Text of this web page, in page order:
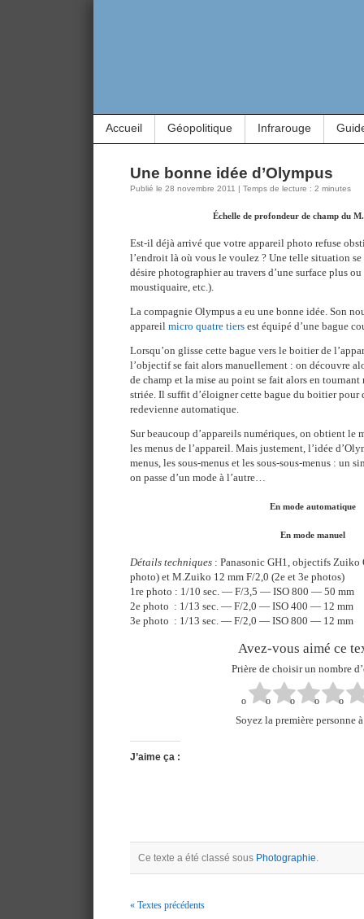
Accueil Géopolitique Infrarouge
Une bonne idée d’Olympus
Publié le 28 novembre 2011 | Temps de lecture : 2 minutes
Échelle de profondeur de champ du
Est-il déjà arrivé que votre appareil photo refuse
l’endroit là où vous le voulez ? Une telle situation
désire photographier au travers d’une surface plus
moustiquaire, etc.).
La compagnie Olympus a eu une bonne idée. Son
appareil micro quatre tiers est équipé d’une bague
Lorsqu’on glisse cette bague vers le boitier de
l’objectif se fait alors manuellement : on découvre
de champ et la mise au point se fait alors en
striée. Il suffit d’éloigner cette bague du boitier pour
redevienne automatique.
Sur beaucoup d’appareils numériques, on obtient le
les menus de l’appareil. Mais justement, l’idée
menus, les sous-menus et les sous-sous-menus : un
on passe d’un mode à l’autre…
En mode automatique
En mode manuel
Détails techniques : Panasonic GH1, objectifs
photo) et M.Zuiko 12 mm F/2,0 (2e et 3e photos)
1re photo : 1/10 sec. — F/3,5 — ISO 800 — 50 mm
2e photo : 1/13 sec. — F/2,0 — ISO 400 — 12 mm
3e photo : 1/13 sec. — F/2,0 — ISO 800 — 12 mm
Avez-vous aimé ce
Prière de choisir un nombre
Soyez la première personne
J’aime ça :
Ce texte a été classé sous Photographie.
« Textes précédents